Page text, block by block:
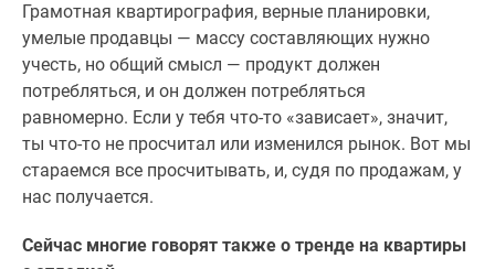
Грамотная квартирография, верные планировки,
умелые продавцы — массу составляющих нужно
учесть, но общий смысл — продукт должен
потребляться, и он должен потребляться
равномерно. Если у тебя что-то «зависает», значит,
ты что-то не просчитал или изменился рынок. Вот мы
стараемся все просчитывать, и, судя по продажам, у
нас получается.
Сейчас многие говорят также о тренде на квартиры